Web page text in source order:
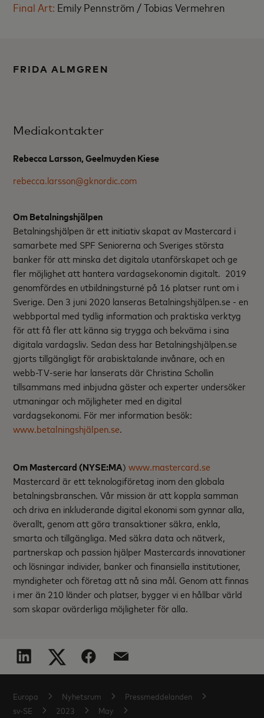
Final Art: Emily Pennström / Tobias Vermehren
FRIDA ALMGREN
Mediakontakter
Rebecca Larsson, Geelmuyden Kiese
rebecca.larsson@gknordic.com
Om Betalningshjälpen
Betalningshjälpen är ett initiativ skapat av Mastercard i
samarbete med SPF Seniorerna och Sveriges största
banker för att minska det digitala utanförskapet och ge
fler möjlighet att hantera vardagsekonomin digitalt. 2019
genomfördes en utbildningsturné på 16 platser runt om i
Sverige. Den 3 juni 2020 lanseras Betalningshjälpen.se - en
webbportal med tydlig information och praktiska verktyg
för att få fler att känna sig trygga och bekväma i sina
digitala vardagsliv. Sedan dess har Betalningshjälpen.se
gjorts tillgängligt för arabisktalande invånare, och en
webb-TV-serie har lanserats där Christina Schollin
tillsammans med inbjudna gäster och experter undersöker
utmaningar och möjligheter med en digital
vardagsekonomi. För mer information besök:
www.betalningshjälpen.se.
Om Mastercard (NYSE:MA)www.mastercard.se
Mastercard är ett teknologiföretag inom den globala
betalningsbranschen. Vår mission är att koppla samman
och driva en inkluderande digital ekonomi som gynnar alla,
överallt, genom att göra transaktioner säkra, enkla,
smarta och tillgängliga. Med säkra data och nätverk,
partnerskap och passion hjälper Mastercards innovationer
och lösningar individer, banker och finansiella institutioner,
myndigheter och företag att nå sina mål. Genom att finnas
i mer än 210 länder och platser, bygger vi en hållbar värld
som skapar ovärderliga möjligheter för alla.
Europa Nyhetsrum
Pressmeddelanden
sv-SE
2023 May